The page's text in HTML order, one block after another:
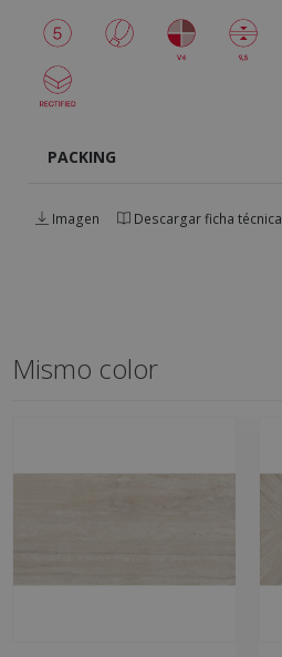
PACKING
Imagen Descargar ficha técnica
Mismo color